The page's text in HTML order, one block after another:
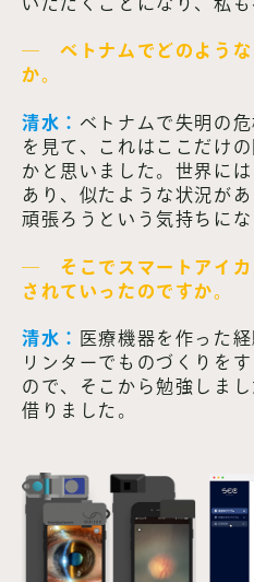
― ベトナムでどのような
か。
清水： ベトナムで失明の
を見て、これはここだけ
かと思いました。世界に
あり、似たような状況が
頑張ろうという気持ちにな
― そこでスマートアイカ
されていったのですか。
清水：
医療機器を作った
リンターでものづくりを
ので、そこから勉強しま
借りました。